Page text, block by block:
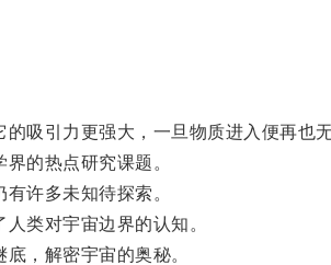
引力更强大，一旦物质进入便再也无
的热点研究课题。
许多未知待探索。
类对宇宙边界的认知。
，解密宇宙的奥秘。